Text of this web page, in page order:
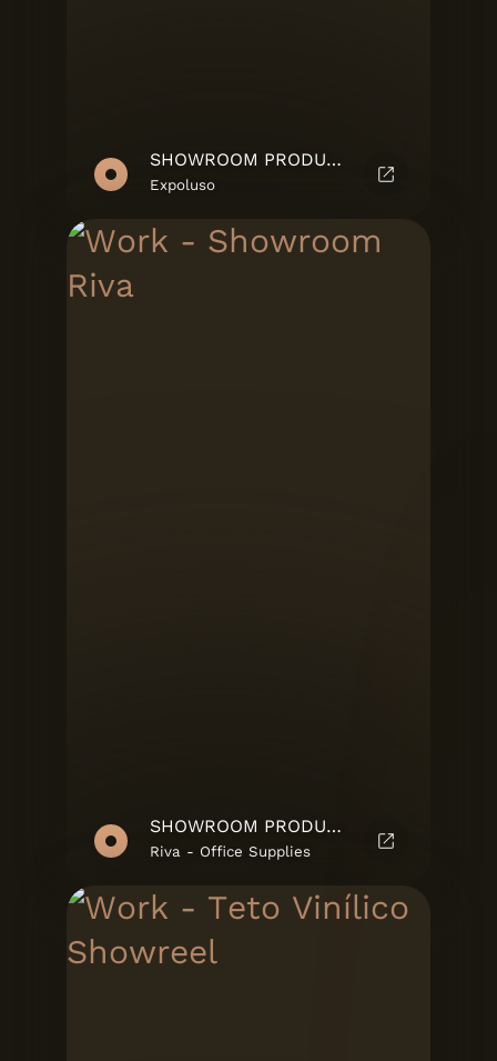
SHOWROOM PRODUTO
Expoluso
SHOWROOM PRODUTO
Riva - Office Supplies